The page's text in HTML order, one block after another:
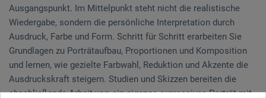
Ausgangspunkt. Im Mittelpunkt steht nicht die realistische
Wiedergabe, sondern die persönliche Interpretation durch
Ausdruck, Farbe und Form. Schritt für Schritt erarbeiten Sie
Grundlagen zu Porträtaufbau, Proportionen und Komposition
und lernen, wie gezielte Farbwahl, Reduktion und Akzente die
Ausdruckskraft steigern. Studien und Skizzen bereiten die
abschließende Arbeit vor: ein eigenes expressives Porträt mit